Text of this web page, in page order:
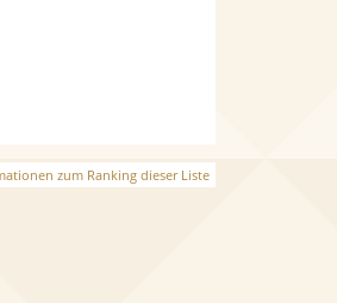
zum Ranking dieser Liste